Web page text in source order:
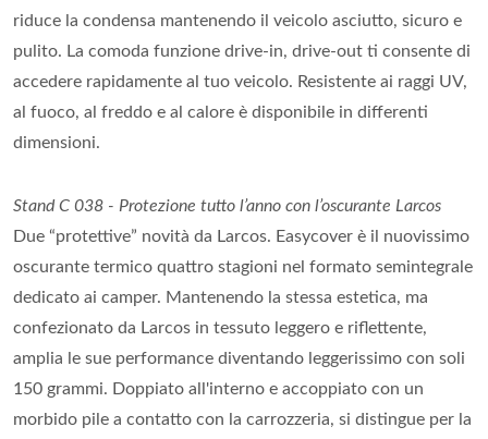
riduce la condensa mantenendo il veicolo asciutto, sicuro e
pulito. La comoda funzione drive-in, drive-out ti consente di
accedere rapidamente al tuo veicolo. Resistente ai raggi UV,
al fuoco, al freddo e al calore è disponibile in differenti
dimensioni.
Stand C 038 - Protezione tutto l’anno con l’oscurante Larcos
Due “protettive” novità da Larcos. Easycover è il nuovissimo
oscurante termico quattro stagioni nel formato semintegrale
dedicato ai camper. Mantenendo la stessa estetica, ma
confezionato da Larcos in tessuto leggero e riflettente,
amplia le sue performance diventando leggerissimo con soli
150 grammi. Doppiato all'interno e accoppiato con un
morbido pile a contatto con la carrozzeria, si distingue per la